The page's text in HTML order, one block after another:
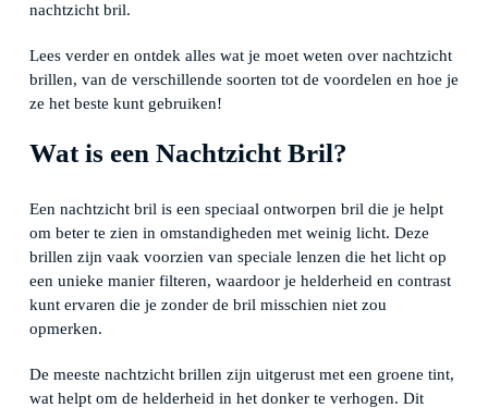
nachtzicht bril.
Lees verder en ontdek alles wat je moet weten over nachtzicht
brillen, van de verschillende soorten tot de voordelen en hoe je
ze het beste kunt gebruiken!
Wat is een Nachtzicht Bril?
Een nachtzicht bril is een speciaal ontworpen bril die je helpt
om beter te zien in omstandigheden met weinig licht. Deze
brillen zijn vaak voorzien van speciale lenzen die het licht op
een unieke manier filteren, waardoor je helderheid en contrast
kunt ervaren die je zonder de bril misschien niet zou
opmerken.
De meeste nachtzicht brillen zijn uitgerust met een groene tint,
wat helpt om de helderheid in het donker te verhogen. Dit